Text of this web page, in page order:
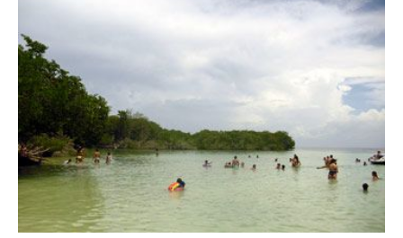
Publicidad
Tienda en línea